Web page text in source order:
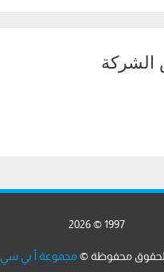
1997 © 2026
محفوظة ©مجموعة أ بي سي